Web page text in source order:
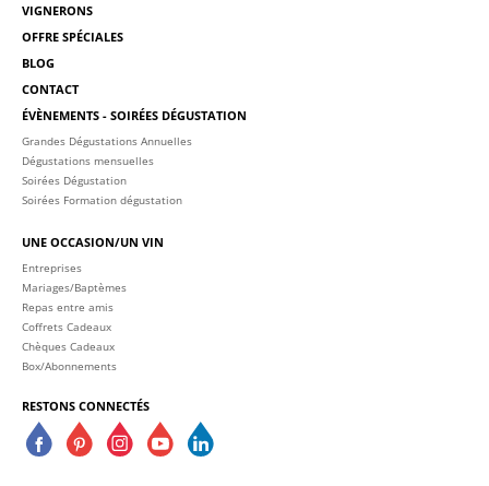
VIGNERONS
OFFRE SPÉCIALES
BLOG
CONTACT
ÉVÈNEMENTS - SOIRÉES DÉGUSTATION
Grandes Dégustations Annuelles
Dégustations mensuelles
Soirées Dégustation
Soirées Formation dégustation
UNE OCCASION/UN VIN
Entreprises
Mariages/Baptèmes
Repas entre amis
Coffrets Cadeaux
Chèques Cadeaux
Box/Abonnements
RESTONS CONNECTÉS